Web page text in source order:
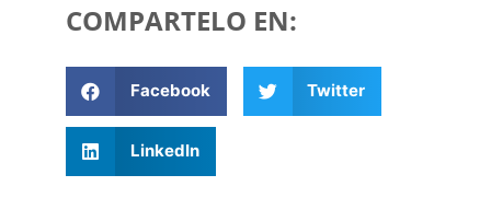
COMPARTELO EN:
Facebook Twitter
LinkedIn